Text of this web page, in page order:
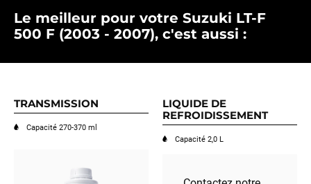
Le meilleur pour votre Suzuki LT-F
500 F (2003 - 2007), c'est aussi :
TRANSMISSION
Capacité 270-370 ml
LIQUIDE DE
REFROIDISSEMENT
Capacité 2,0 L